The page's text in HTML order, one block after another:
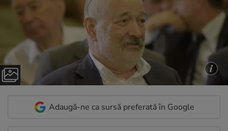
Adaugă-ne ca sursă preferată în Google